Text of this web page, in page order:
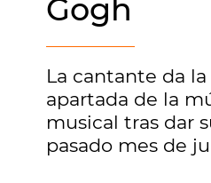
Gogh
La cantante da
apartada de la
musical tras dar
pasado mes de